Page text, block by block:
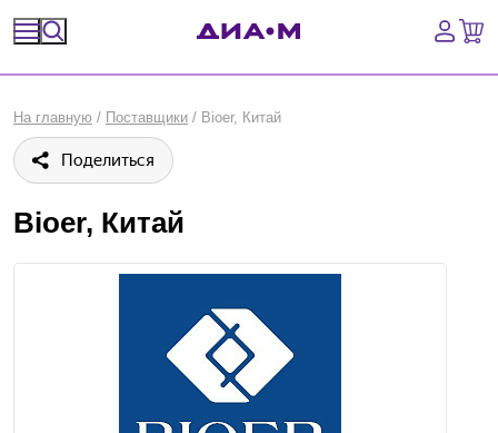
Оборудование, приборы
На главную / Поставщики / Bioer, Китай
Поделиться
Bioer, Китай